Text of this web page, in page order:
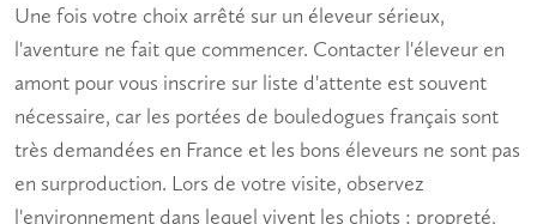
Une fois votre choix arrêté sur un éleveur sérieux,
l'aventure ne fait que commencer. Contacter l'éleveur en
amont pour vous inscrire sur liste d'attente est souvent
nécessaire, car les portées de bouledogues français sont
très demandées en France et les bons éleveurs ne sont pas
en surproduction. Lors de votre visite, observez
l'environnement dans lequel vivent les chiots : propreté,